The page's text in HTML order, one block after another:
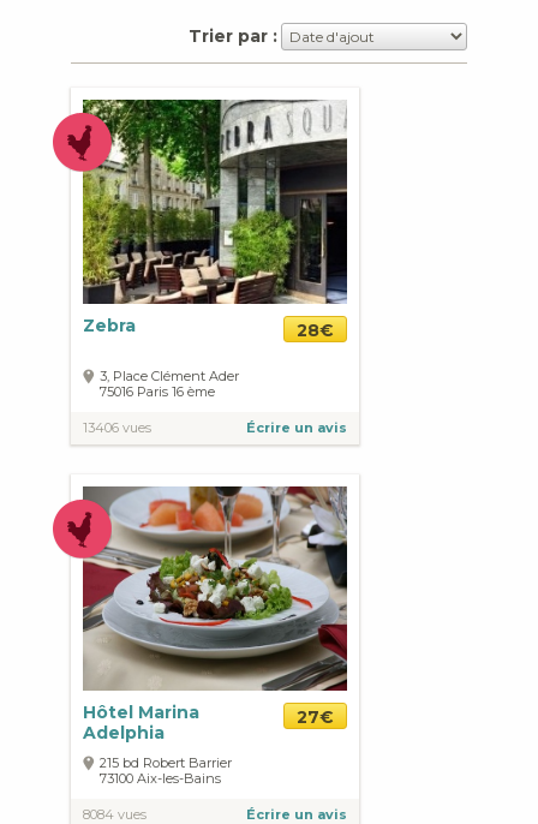
Trier par :
Zebra 28€
3, Place Clément Ader
75016 Paris 16 ème
13406 vues Écrire un avis
Hôtel Marina
Adelphia
27€
215 bd Robert Barrier
73100 Aix-les-Bains
8084 vues Écrire un avis